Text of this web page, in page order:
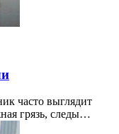
часто выглядит
грязь, следы…